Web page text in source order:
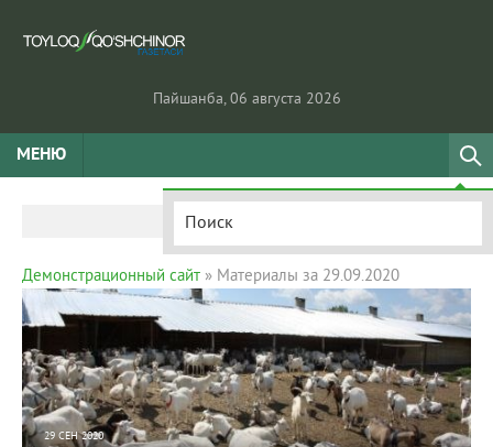
Пайшанба, 06 августа 2026
МЕНЮ
Демонстрационный сайт » Материалы за 29.09.2020
29 СЕН 2020